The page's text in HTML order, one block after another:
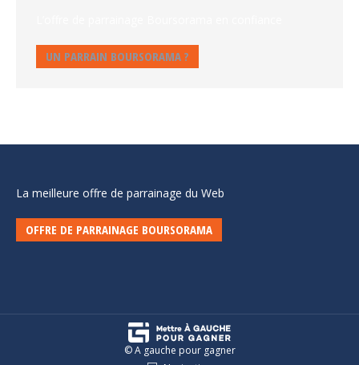
UN PARRAIN BOURSORAMA ?
La meilleure offre de parrainage du Web
OFFRE DE PARRAINAGE BOURSORAMA
© A gauche pour gagner